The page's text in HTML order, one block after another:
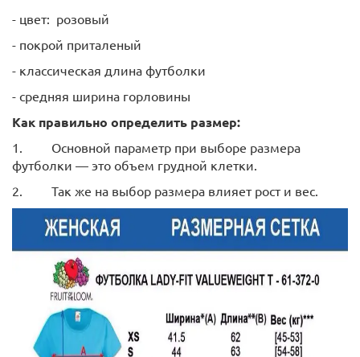
- цвет: розовый
- покрой приталеный
- классическая длина футболки
- средняя ширина горловины
Как правильно определить размер:
1.
Основной параметр при выборе размера
футболки ― это объем грудной клетки.
2.
Так же на выбор размера влияет рост и вес.